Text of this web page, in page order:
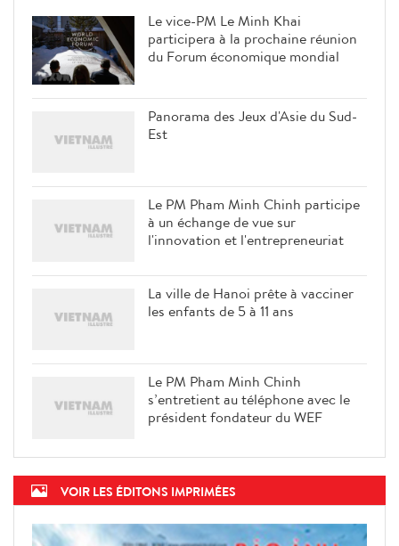
Le vice-PM Le Minh Khai
participera à la prochaine réunion
du Forum économique mondial
Panorama des Jeux d'Asie du Sud-
Est
Le PM Pham Minh Chinh participe
à un échange de vue sur
l'innovation et l'entrepreneuriat
La ville de Hanoi prête à vacciner
les enfants de 5 à 11 ans
Le PM Pham Minh Chinh
s’entretient au téléphone avec le
président fondateur du WEF
VOIR LES ÉDITONS IMPRIMÉES